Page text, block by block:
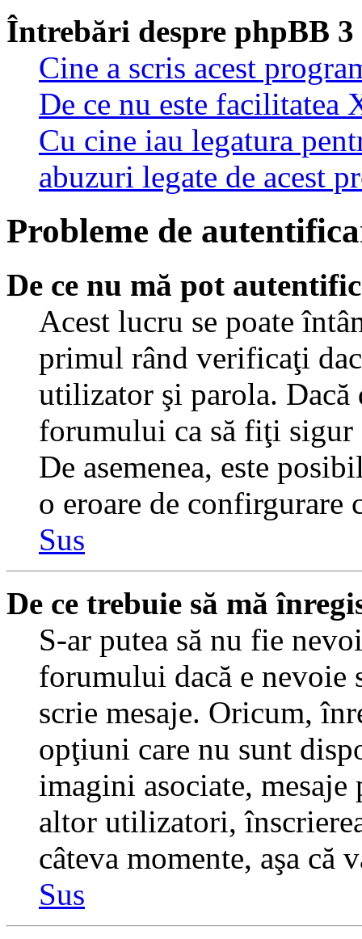
Întrebări despre phpBB 3
Cine a scris acest
De ce nu este facilitatea
Cu cine iau legatura
abuzuri legate de acest
Probleme de
De ce nu mă pot
Acest lucru se poate
primul rând verificaţi
utilizator şi parola. Dacă
forumului ca să fiţi
De asemenea, este
o eroare de confirgurare
Sus
De ce trebuie să mă
S-ar putea să nu fie
forumului dacă e nevoie
scrie mesaje. Oricum,
opţiuni care nu sunt
imagini asociate,
altor utilizatori,
câteva momente, aşa că
Sus